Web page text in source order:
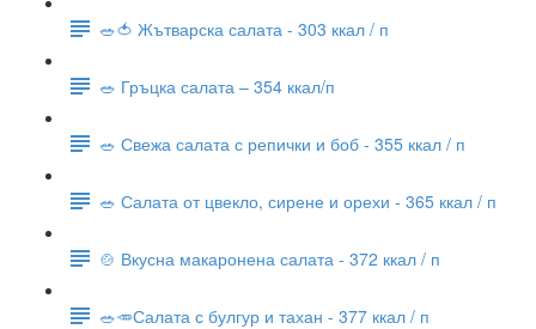
🥗🍅 Жътварска салата - 303 ккал / п
🥗 Гръцка салата – 354 ккал/п
🥗 Свежа салата с репички и боб - 355 ккал / п
🥗 Салата от цвекло, сирене и орехи - 365 ккал / п
🍲 Вкусна макаронена салата - 372 ккал / п
🥗🥕Салата с булгур и тахан - 377 ккал / п